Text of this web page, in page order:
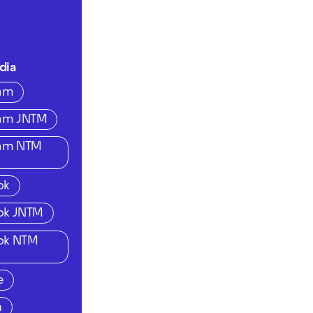
JNTM
NTM
JNTM
NTM